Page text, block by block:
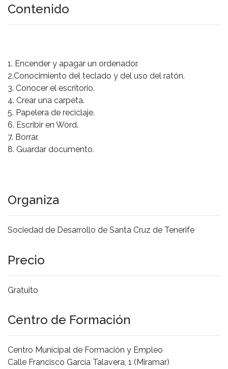
Contenido
1. Encender y apagar un ordenador.
2.Conocimiento del teclado y del uso del ratón.
3. Conocer el escritorio.
4. Crear una carpeta.
5. Papelera de reciclaje.
6. Escribir en Word.
7. Borrar.
8. Guardar documento.
Organiza
Sociedad de Desarrollo de Santa Cruz de Tenerife
Precio
Gratuito
Centro de Formación
Centro Municipal de Formación y Empleo
Calle Francisco García Talavera, 1 (Miramar)